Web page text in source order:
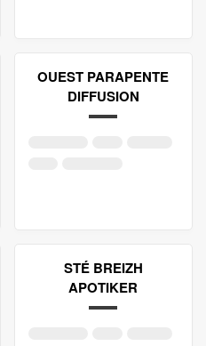
OUEST PARAPENTE
DIFFUSION
STÉ BREIZH
APOTIKER